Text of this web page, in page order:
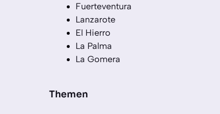
Fuerteventura
Lanzarote
El Hierro
La Palma
La Gomera
Themen